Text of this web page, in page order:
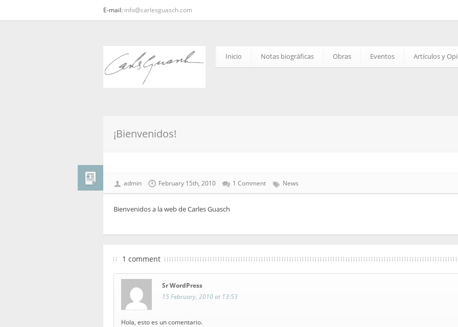
E-mail: info@carlesguasch.com
Inicio Notas biográficas Obras Eventos Artículos y
¡Bienvenidos!
admin February 15th, 2010 1 Comment News
Bienvenidos a la web de Carles Guasch
1 comment
Sr WordPress
15 February, 2010 at 13:53
Hola, esto es un comentario.